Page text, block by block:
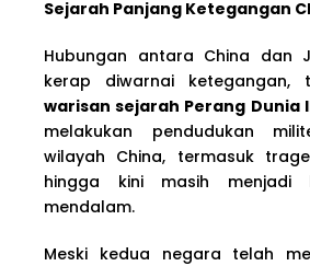
Sejarah Panjang Ketegangan
Hubungan antara China dan
kerap diwarnai ketegangan,
warisan sejarah Perang Dunia
melakukan pendudukan
wilayah China, termasuk
hingga kini masih menjadi
mendalam.
Meski kedua negara telah